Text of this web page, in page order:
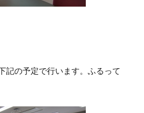
記の予定で行います。ふるって